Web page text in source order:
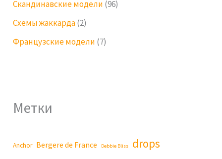
Скандинавские модели (96)
Схемы жаккарда(2)
Французские модели (7)
Метки
Anchor Bergere de France Debbie Bliss drops